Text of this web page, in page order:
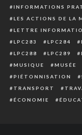
INFORMATIONS
LES ACTIONS DE LA
LETTRE
LPC283
LPC284
LPC288
LPC289
MUSIQUE
MUSÉE
PIÉTONNISATION
TRANSPORT
ÉCONOMIE